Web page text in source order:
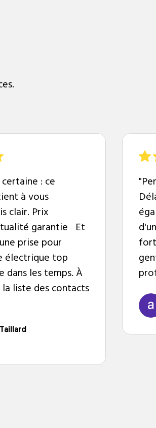
: ce
à vous
clair. Prix
garantie Et
prise pour
électrique top
dans les temps. À
liste des contacts